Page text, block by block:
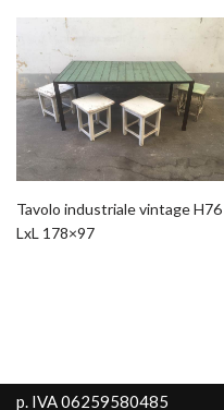
Tavolo industriale vintage H76
LxL 178×97
p. IVA 06259580485